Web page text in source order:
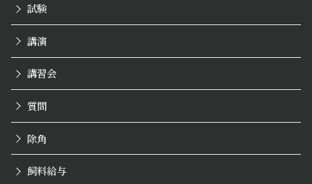
試験
講演
講習会
質問
除角
飼料給与